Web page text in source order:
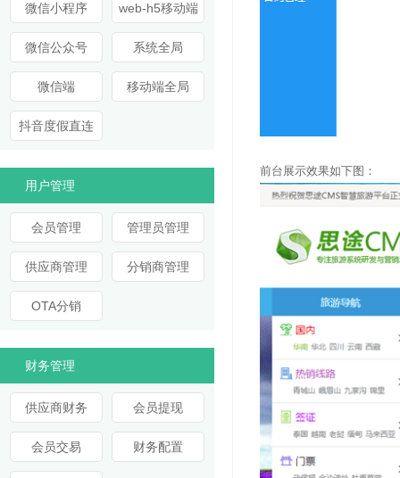
微信小程序 web-h5移动端
微信公众号 系统全局
微信端 移动端全局
抖音度假直连
用户管理
会员管理 管理员管理
供应商管理 分销商管理
OTA分销
财务管理
供应商财务 会员提现
会员交易 财务配置
前台展示效果如下图：